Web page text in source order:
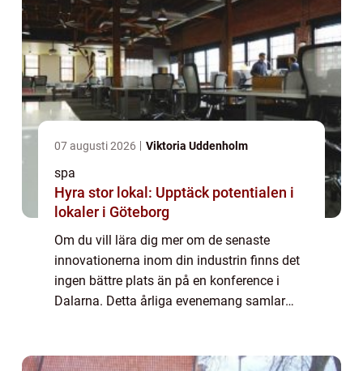
07 augusti 2026 Viktoria Uddenholm
spa
Hyra stor lokal: Upptäck potentialen i
lokaler i Göteborg
Om du vill lära dig mer om de senaste
innovationerna inom din industrin finns det
ingen bättre plats än på en konference i
Dalarna. Detta årliga evenemang samlar
o...